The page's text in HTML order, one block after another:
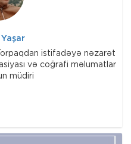
istifadəyə nəzarət
və coğrafi məlumatlar
müdiri